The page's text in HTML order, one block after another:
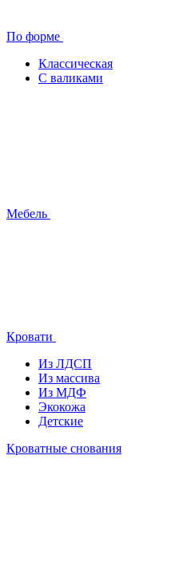
По форме
Классическая
С валиками
Мебель
Кровати
Из ЛДСП
Из массива
Из МДФ
Экокожа
Детские
Кроватные снования